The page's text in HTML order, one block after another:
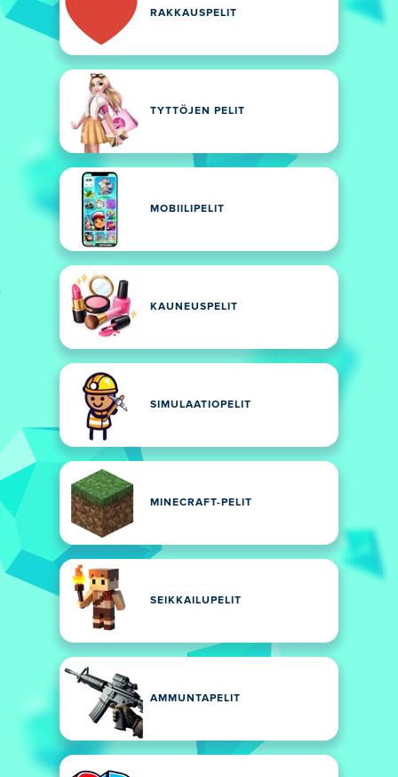
RAKKAUSPELIT
TYTTÖJEN PELIT
MOBIILIPELIT
KAUNEUSPELIT
SIMULAATIOPELIT
MINECRAFT-PELIT
SEIKKAILUPELIT
AMMUNTAPELIT